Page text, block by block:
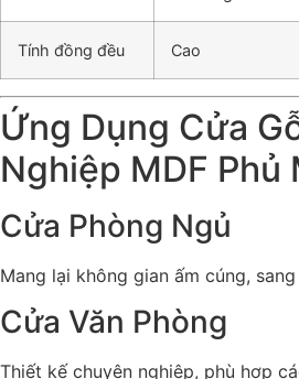
Tính đồng đều Cao
Ứng Dụng Cửa
Nghiệp MDF Phủ
Cửa Phòng Ngủ
Mang lại không gian ấm cúng,
Cửa Văn Phòng
Thiết kế chuyên nghiệp, phù hợp